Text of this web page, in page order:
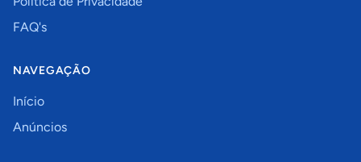
FAQ's
NAVEGAÇÃO
Início
Anúncios